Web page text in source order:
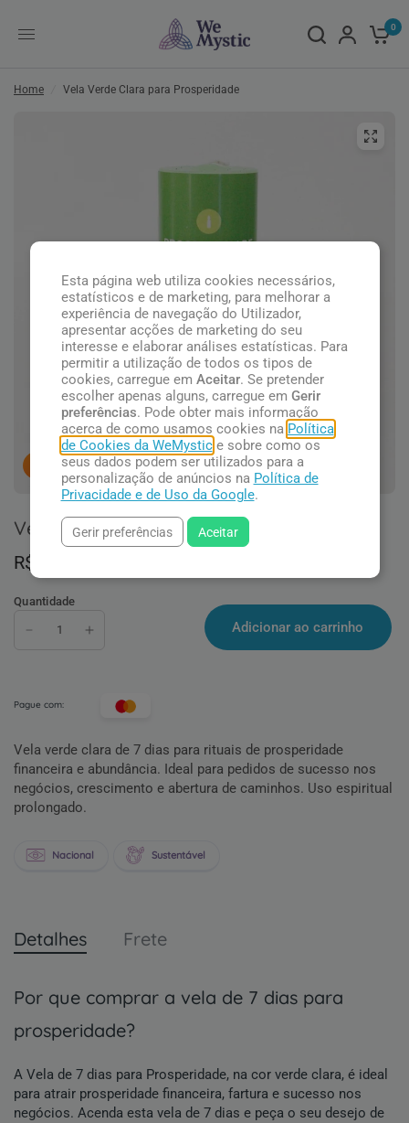
0
Home Vela Verde Clara para Prosperidade
pessoas concluindo esta compra.
Vela Verde Clara para Prosperidade
R$ 33,90
Quantidade
Adicionar ao carrinho
Pague com:
Vela verde clara de 7 dias para rituais de prosperidade
financeira e abundância. Ideal para pedidos de sucesso nos
negócios, crescimento e abertura de caminhos. Uso espiritual
prolongado.
Nacional Sustentável
Detalhes Frete
por que comprar a vela de 7 dias para
prosperidade?
A Vela de 7 dias para Prosperidade, na cor verde clara, é ideal
para atrair prosperidade financeira, fartura e sucesso nos
negócios. Acenda esta vela de 7 dias e peça o seu desejo de
Esta página web utiliza cookies necessários,
estatísticos e de marketing, para melhorar a
experiência de navegação do Utilizador,
apresentar acções de marketing do seu
interesse e elaborar análises estatísticas. Para
permitir a utilização de todos os tipos de
cookies, carregue em Aceitar. Se pretender
escolher apenas alguns, carregue em Gerir
preferências. Pode obter mais informação
acerca de como usamos cookies na Política
de Cookies da WeMystice sobre como os
seus dados podem ser utilizados para a
personalização de anúncios na Política de
Privacidade e de Uso da Google.
Gerir preferências Aceitar